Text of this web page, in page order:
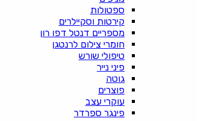
ספטולות
קירטות וסקיילרים
מספריים דנטל דפו רון
חומרי צילום לרנטגן
טיפולי שורש
פיני נייר
גוטה
פוצרים
עוקרי עצב
פינגר ספרדר